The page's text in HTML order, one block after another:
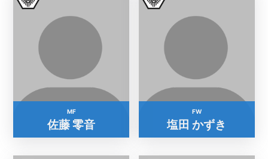
MF
佐藤 零音
FW
塩田 かずき